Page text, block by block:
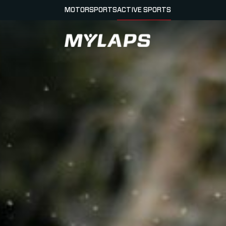
LOGO MYLAPS - GERMAN
MOTORSPORTSACTIVE SPORTS